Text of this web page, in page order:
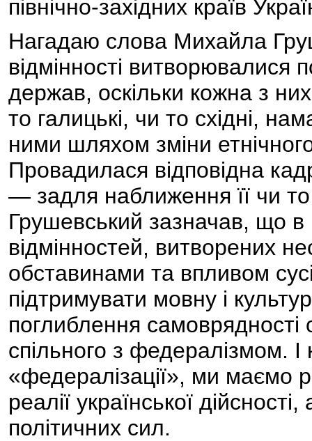
північно-західних країв
Нагадаю слова Михайла
відмінності витворювалися
держав, оскільки кожна з
то галицькі, чи то східні,
ними шляхом зміни
Провадилася відповідна
— задля наближення її чи то
Грушевський зазначав, що
відмінностей, витворених
обставинами та впливом
підтримувати мовну і
поглиблення
спільного з федералізмом.
«федералізації», ми маємо
реалії української
політичних сил.